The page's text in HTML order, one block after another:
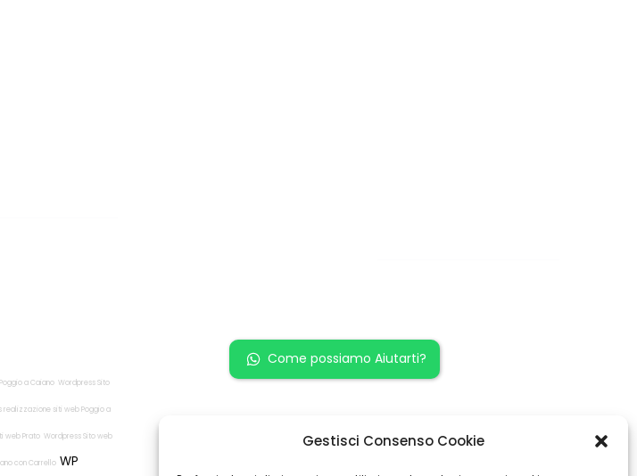
Gestisci Consenso Cookie
a Caiano Wordpress Sito
realizzazione siti web Poggio a
web Prato Wordpress Sito web
con Carrello WP
Come possiamo Aiutarti?